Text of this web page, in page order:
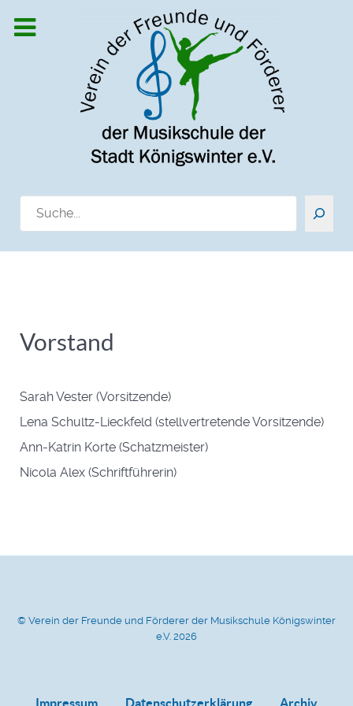
Suchen
Vorstand
Sarah Vester (Vorsitzende)
Lena Schultz-Lieckfeld (stellvertretende Vorsitzende)
Ann-Katrin Korte (Schatzmeister)
Nicola Alex (Schriftführerin)
© Verein der Freunde und Förderer der Musikschule Königswinter
e.V. 2026
Impressum Datenschutzerklärung Archiv